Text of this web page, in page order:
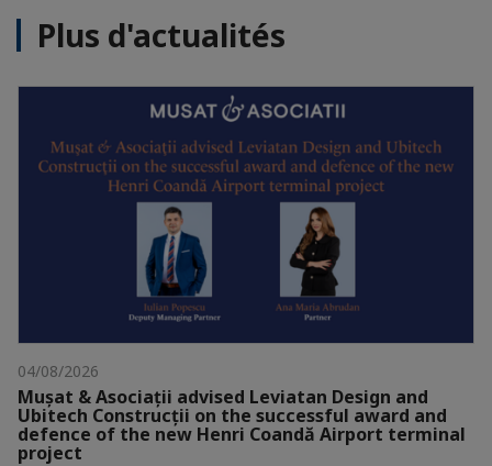
Plus d'actualités
04/08/2026
Mușat & Asociații advised Leviatan Design and
Ubitech Construcții on the successful award and
defence of the new Henri Coandă Airport terminal
project